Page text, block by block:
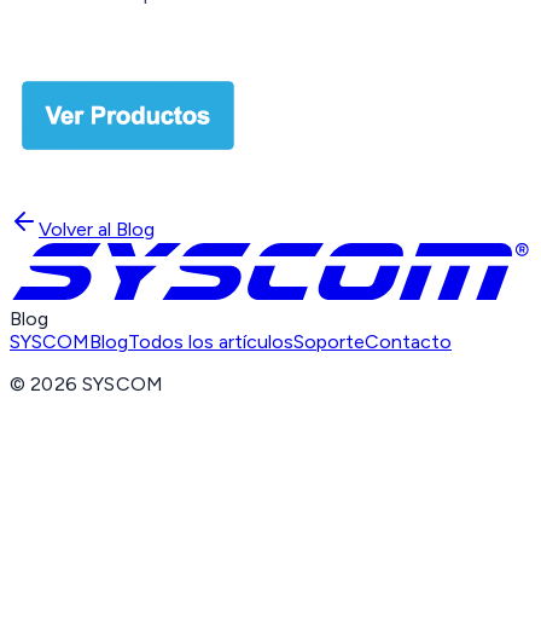
Volver al Blog
Blog
SYSCOMBlogTodos los artículosSoporteContacto
©2026 SYSCOM